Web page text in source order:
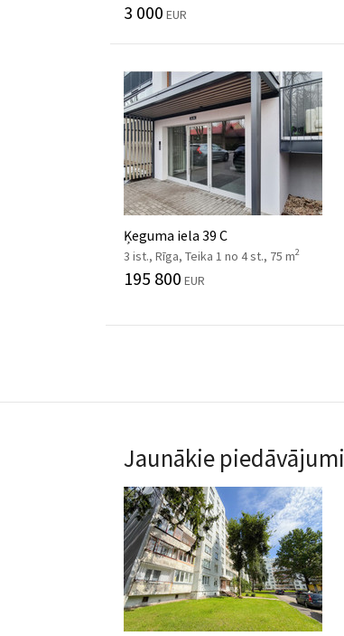
3 000 EUR
Ķeguma iela 39 C
3 ist., Rīga, Teika 1 no 4 st., 75 m2
195 800 EUR
Jaunākie piedāvājumi